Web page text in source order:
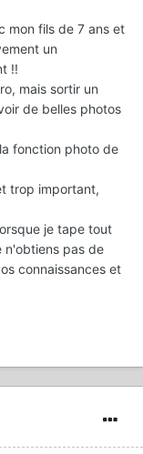
mon fils de 7 ans et
un
!!
mais sortir un
de belles photos
fonction photo de
trop important,
je tape tout
n'obtiens pas de
connaissances et